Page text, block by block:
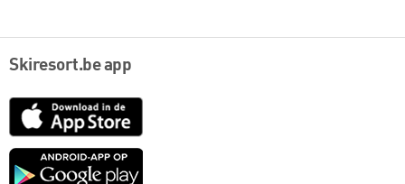
Skiresort.be app
App
Google